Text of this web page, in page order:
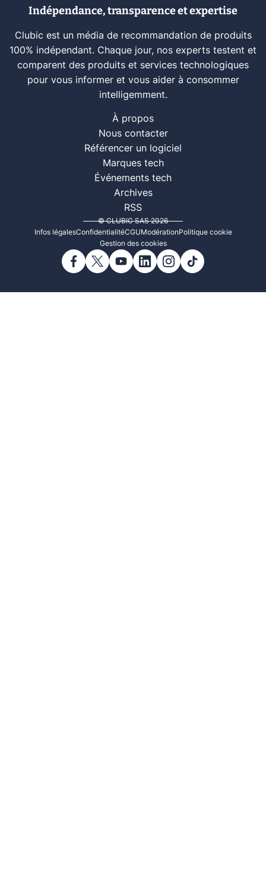
Indépendance, transparence et expertise
Clubic est un média de recommandation de produits
100% indépendant. Chaque jour, nos experts testent et
comparent des produits et services technologiques
pour vous informer et vous aider à consommer
intelligemment.
À propos
Nous contacter
Référencer un logiciel
Marques tech
Événements tech
Archives
RSS
© CLUBIC SAS 2026
Infos légalesConfidentialitéCGUModérationPolitique cookie
Gestion des cookies